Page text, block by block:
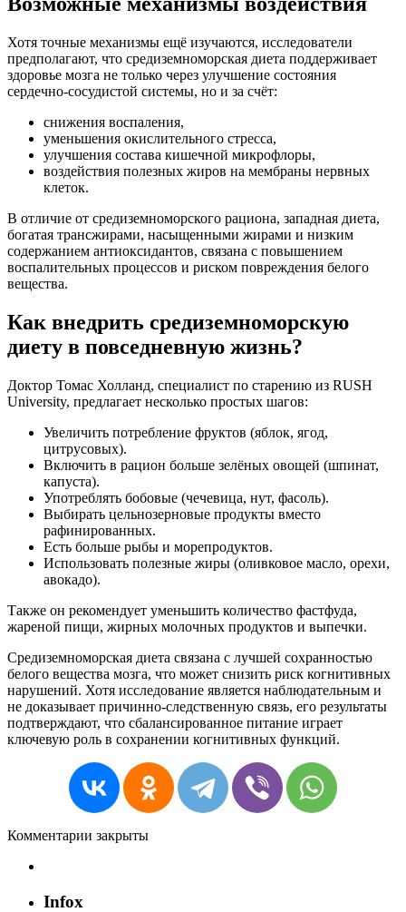
Хотя точные механизмы ещё изучаются, исследователи
предполагают, что средиземноморская диета поддерживает
здоровье мозга не только через улучшение состояния
сердечно-сосудистой системы, но и за счёт:
снижения воспаления,
уменьшения окислительного стресса,
улучшения состава кишечной микрофлоры,
воздействия полезных жиров на мембраны нервных
клеток.
В отличие от средиземноморского рациона, западная диета,
богатая трансжирами, насыщенными жирами и низким
содержанием антиоксидантов, связана с повышением
воспалительных процессов и риском повреждения белого
вещества.
Как внедрить средиземноморскую
диету в повседневную жизнь?
Доктор Томас Холланд, специалист по старению из RUSH
University, предлагает несколько простых шагов:
Увеличить потребление фруктов (яблок, ягод,
цитрусовых).
Включить в рацион больше зелёных овощей (шпинат,
капуста).
Употреблять бобовые (чечевица, нут, фасоль).
Выбирать цельнозерновые продукты вместо
рафинированных.
Есть больше рыбы и морепродуктов.
Использовать полезные жиры (оливковое масло, орехи,
авокадо).
Также он рекомендует уменьшить количество фастфуда,
жареной пищи, жирных молочных продуктов и выпечки.
Средиземноморская диета связана с лучшей сохранностью
белого вещества мозга, что может снизить риск когнитивных
нарушений. Хотя исследование является наблюдательным и
не доказывает причинно-следственную связь, его результаты
подтверждают, что сбалансированное питание играет
ключевую роль в сохранении когнитивных функций.
Комментарии закрыты
Infox